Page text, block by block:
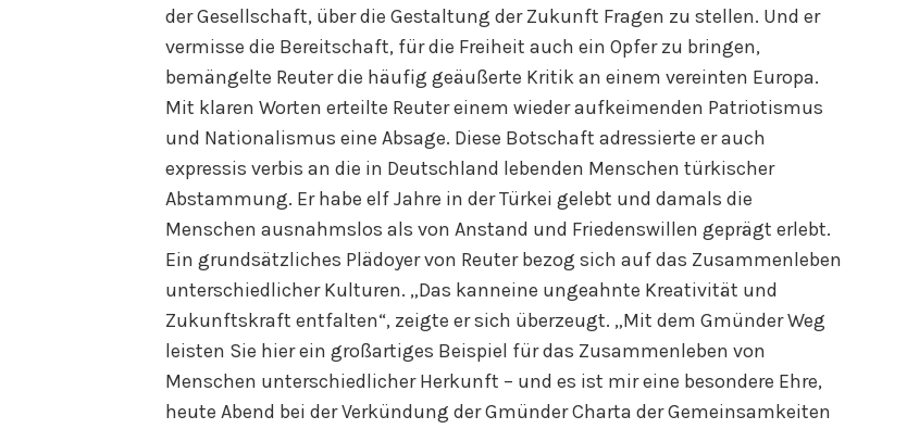
der Gesellschaft, über die Gestaltung der Zukunft Fragen zu stellen. Und er
vermisse die Bereitschaft, für die Freiheit auch ein Opfer zu bringen,
bemängelte Reuter die häufig geäußerte Kritik an einem vereinten Europa.
Mit klaren Worten erteilte Reuter einem wieder aufkeimenden Patriotismus
und Nationalismus eine Absage. Diese Botschaft adressierte er auch
expressis verbis an die in Deutschland lebenden Menschen türkischer
Abstammung. Er habe elf Jahre in der Türkei gelebt und damals die
Menschen ausnahmslos als von Anstand und Friedenswillen geprägt erlebt.
Ein grundsätzliches Plädoyer von Reuter bezog sich auf das Zusammenleben
unterschiedlicher Kulturen. „Das kanneine ungeahnte Kreativität und
Zukunftskraft entfalten“, zeigte er sich überzeugt. „Mit dem Gmünder Weg
leisten Sie hier ein großartiges Beispiel für das Zusammenleben von
Menschen unterschiedlicher Herkunft – und es ist mir eine besondere Ehre,
heute Abend bei der Verkündung der Gmünder Charta der Gemeinsamkeiten